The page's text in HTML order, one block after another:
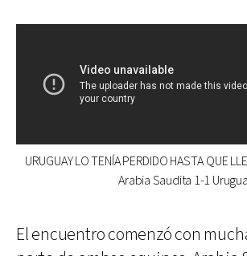
URUGUAY LO TENÍA PERDIDO HASTA QUE
Arabia Saudita 1-1
El encuentro comenzó con